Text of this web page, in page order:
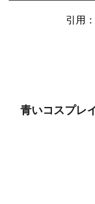
引用
青いコスプレ